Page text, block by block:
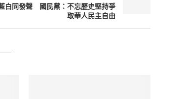
白同發聲 國民黨：不忘歷史堅持爭
取華人民主自由